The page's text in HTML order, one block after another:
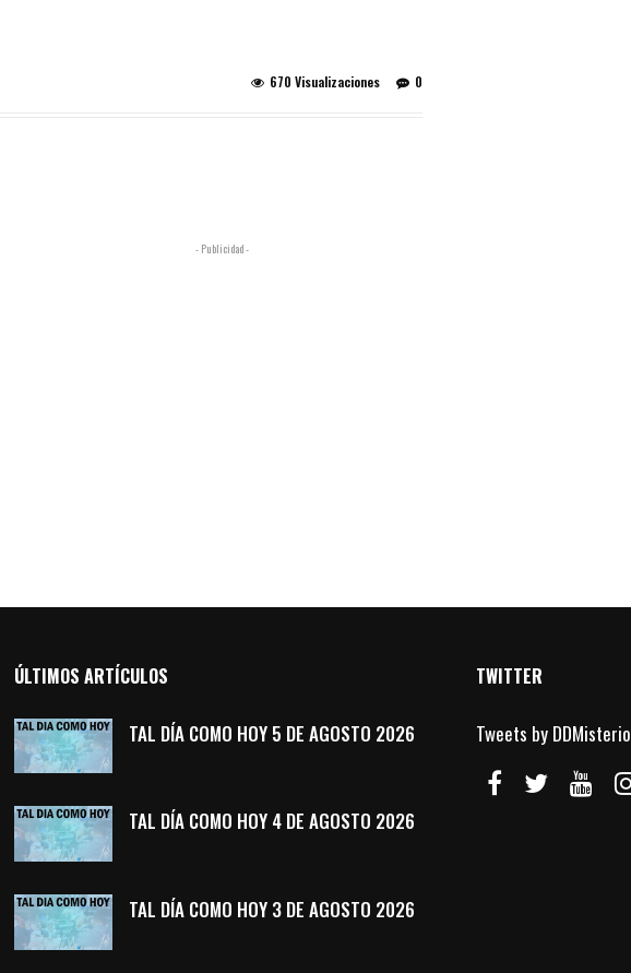
0
670 Visualizaciones
- Publicidad -
ÚLTIMOS ARTÍCULOS
TAL DÍA COMO HOY 5 DE AGOSTO 2026
TAL DÍA COMO HOY 4 DE AGOSTO 2026
TAL DÍA COMO HOY 3 DE AGOSTO 2026
TWITTER
Tweets by DDMisterio